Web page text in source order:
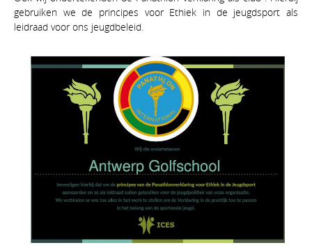
gebruiken we de principes voor Ethiek in de jeugdsport als
leidraad voor ons jeugdbeleid.